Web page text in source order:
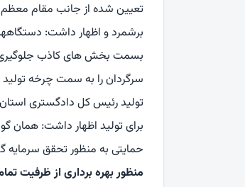
تعیین شده از جانب مقام
برشمرد و اظهار داشت:
بسمت بخش های کاذب جلوگیری
سرگردان را به سمت چرخه تولید
تولید رئیس کل دادگستری
برای تولید اظهار داشت: همان
حمایتی به منظور تحقق سرمایه
منظور بهره برداری از ظرفیت